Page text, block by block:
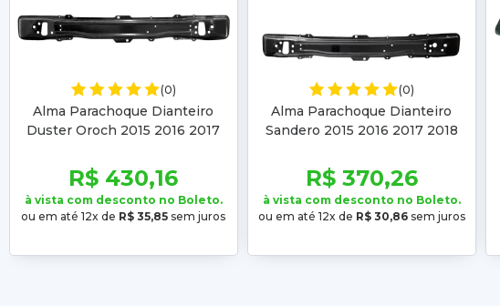
(0)
Alma Parachoque Dianteiro
Duster Oroch 2015 2016 2017
2016 2017 2018
R$ 430,16
à vista com desconto no Boleto.
ou em até 12x de R$ 35,85 sem juros
(0)
Alma Parachoque Dianteiro
Sandero 2015 2016 2017 2018
2017 2018 2019
R$ 370,26
à vista com desconto no Boleto.
ou em até 12x de R$ 30,86sem juros